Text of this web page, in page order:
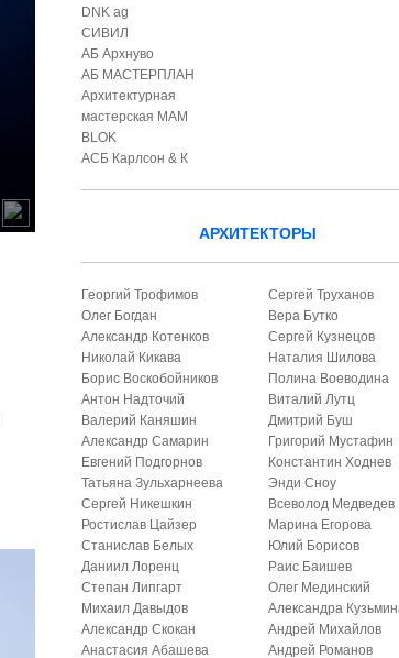
DNK ag
СИВИЛ
АБ Архнуво
АБ МАСТЕРПЛАН
Архитектурная
мастерская МАМ
BLOK
АСБ Карлсон & К
АРХИТЕКТОРЫ
Георгий Трофимов
Олег Богдан
Александр Котенков
Николай Кикава
Борис Воскобойников
Антон Надточий
Валерий Каняшин
Александр Самарин
Евгений Подгорнов
Татьяна Зульхарнеева
Сергей Никешкин
Ростислав Цайзер
Станислав Белых
Даниил Лоренц
Степан Липгарт
Михаил Давыдов
Александр Скокан
Анастасия Абашева
Сергей Труханов
Вера Бутко
Сергей Кузнецов
Наталия Шилова
Полина Воеводина
Виталий Лутц
Дмитрий Буш
Григорий Мустафин
Константин Ходнев
Энди Сноу
Всеволод Медведев
Марина Егорова
Юлий Борисов
Раис Баишев
Олег Мединский
Александра
Андрей Михайлов
Андрей Романов